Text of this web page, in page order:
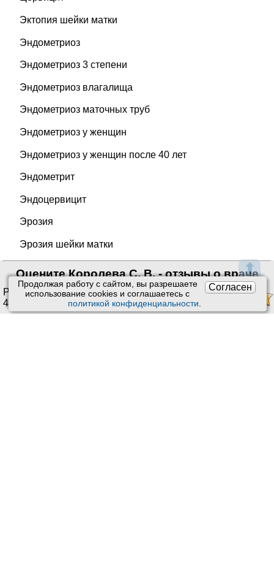
⬆
Согласен
Продолжая работу с сайтом, вы разрешаете
использование сookies и соглашаетесь с
политикой конфиденциальности.
Эктопия шейки матки
Эндометриоз
Эндометриоз 3 степени
Эндометриоз влагалища
Эндометриоз маточных труб
Эндометриоз у женщин
Эндометриоз у женщин после 40 лет
Эндометрит
Эндоцервицит
Эрозия
Эрозия шейки матки
Оцените Королева С. В. - отзывы о враче
Рейтинг:4.78/5. Оценок:
46